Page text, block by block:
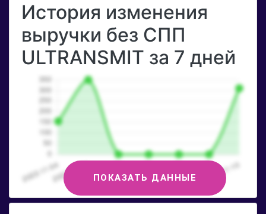
История изменения
выручки без СПП
ULTRANSMIT за 7 дней
ПОКАЗАТЬ ДАННЫЕ